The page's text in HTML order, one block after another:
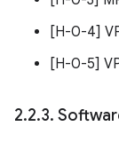
[H-0-4]
[H-0-5]
2.2.3.